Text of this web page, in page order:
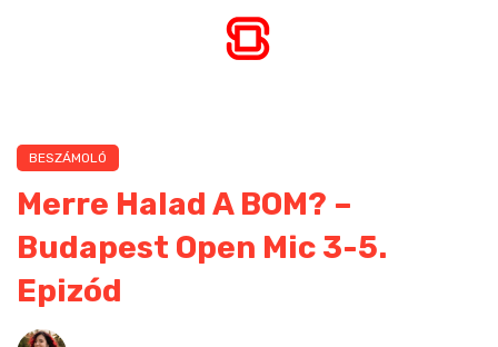
BESZÁMOLÓ
Merre Halad A BOM? –
Budapest Open Mic 3-5.
Epizód